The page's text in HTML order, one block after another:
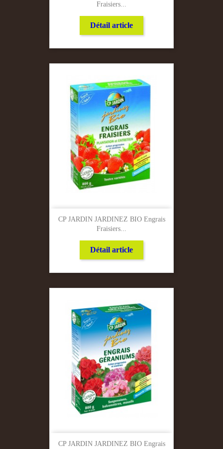
Fraisiers...
Détail article
CP JARDIN JARDINEZ BIO Engrais
Fraisiers...
Détail article
CP JARDIN JARDINEZ BIO Engrais